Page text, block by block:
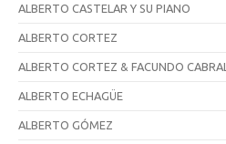
ALBERTO CASTELAR Y SU PIANO
ALBERTO CORTEZ
ALBERTO CORTEZ & FACUNDO CABRAL
ALBERTO ECHAGÜE
ALBERTO GÓMEZ